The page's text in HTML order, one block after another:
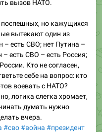
вызов НАТО.
но кажущихся
вытекают один из
– есть СВО; нет Путина –
– есть СВО – есть Россия;
Кто не согласен,
себе на вопрос: кто
воевать с НАТО?
логика слегка хромает,
думать нужно
вчера.
#сво#война #президент